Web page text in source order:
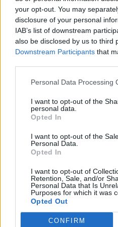
your opt-out. You may
disclosure of your personal
IAB’s list of downstream
also be disclosed by us to third
Downstream Participants that
Personal Data Processing
I want to opt-out of the
personal data.
Opted In
I want to opt-out of the
Personal Data.
Opted In
I want to opt-out of
Retention, Sale, and/or
Personal Data that Is
Purposes for which it was
Opted Out
CONFIRM